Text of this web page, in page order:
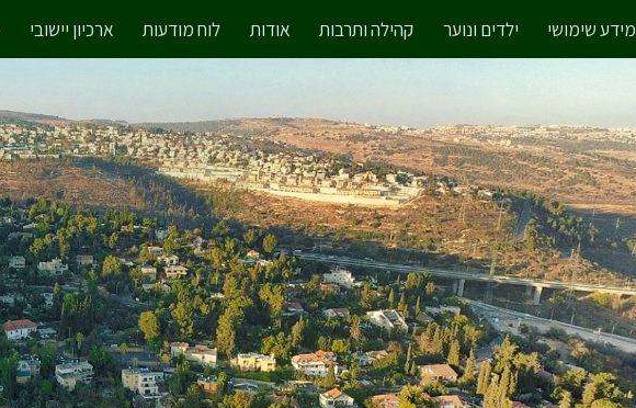
מידע שימושי ילדים ונוער קהילה ותרבות אודות לוח מודעות ארכיון יישובי